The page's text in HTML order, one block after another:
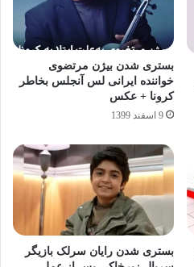
بستری شدن بیژن مرتضوی
خواننده ایرانی لس آنجلس بخاطر
کرونا + عکس
9 اسفند 1399
بستری شدن رایان سرلک بازیگر